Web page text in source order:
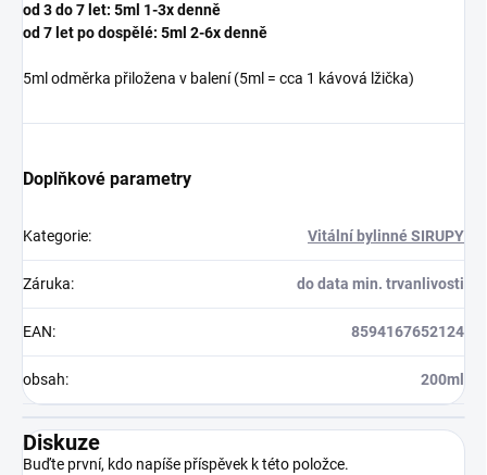
od 3 do 7 let: 5ml 1-3x denně
od 7 let po dospělé: 5ml 2-6x denně
5ml odměrka přiložena v balení (5ml = cca 1 kávová lžička)
Doplňkové parametry
Kategorie: Vitální bylinné SIRUPY
Záruka: do data min. trvanlivosti
EAN: 8594167652124
obsah: 200ml
Diskuze
Buďte první, kdo napíše příspěvek k této položce.